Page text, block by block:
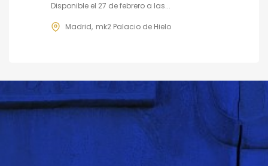
Disponible el 27 de febrero a las...
Madrid mk2 Palacio de Hielo